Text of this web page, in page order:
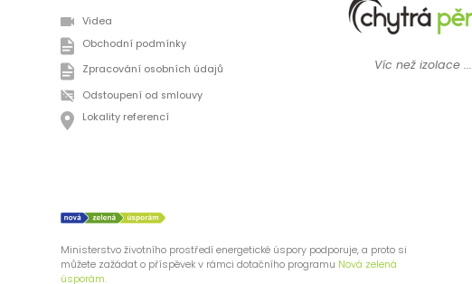
Videa
Obchodní podmínky
Zpracování osobních údajů
Odstoupení od smlouvy
Lokality referencí
Víc než izolace ...
Ministerstvo životního prostředí energetické úspory podporuje, a proto si
můžete zažádat o příspěvek v rámci dotačního programu Nová zelená
úsporám.